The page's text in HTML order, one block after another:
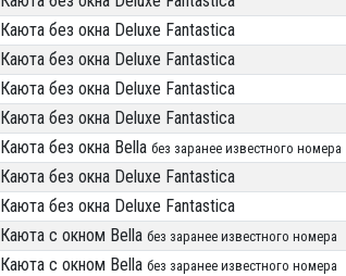
Каюта без окна Deluxe Fantastica
Каюта без окна Deluxe Fantastica
Каюта без окна Deluxe Fantastica
Каюта без окна Deluxe Fantastica
Каюта без окна Bella без заранее известного номера
Каюта без окна Deluxe Fantastica
Каюта без окна Deluxe Fantastica
Каюта с окном Bella без заранее известного номера
Каюта с окном Bella без заранее известного номера